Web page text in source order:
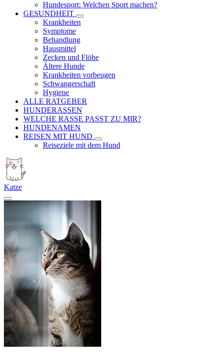
Hundesport: Welchen Sport machen?
GESUNDHEIT
Krankheiten
Symptome
Behandlung
Hausmittel
Zecken und Flöhe
Ältere Hunde
Krankheiten vorbeugen
Schwangerschaft
Hygiene
ALLE RATGEBER
HUNDERASSEN
WELCHE RASSE PASST ZU MIR?
HUNDENAMEN
REISEN MIT HUND
Reiseziele mit dem Hund
Katze